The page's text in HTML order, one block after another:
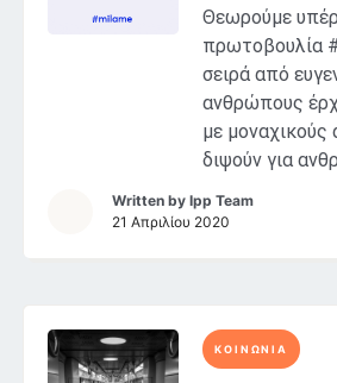
Θεωρούμε
πρωτοβουλία
σειρά από
ανθρώπους
με
διψούν για
Written by Ipp Team
21 Απριλίου 2020
ΚΟΙΝΩΝΙΑ